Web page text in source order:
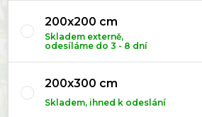
200x200 cm
Skladem externě,
odesíláme do 3 - 8 dní
200x300 cm
Skladem, ihned k odeslání